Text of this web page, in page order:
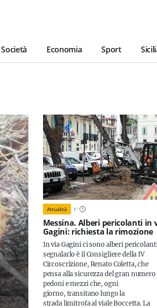
Società Economia Sport
Attualità 1'
Messina. Alberi pericolanti in
Gagini: richiesta la rimozione
In via Gagini ci sono alberi
segnalarlo è il Consigliere della IV
Circoscrizione, Renato Coletta, che
pensa alla sicurezza del gran numero
pedoni e mezzi che, ogni
giorno, transitano lungo la
strada limitrofa al viale Boccetta. La